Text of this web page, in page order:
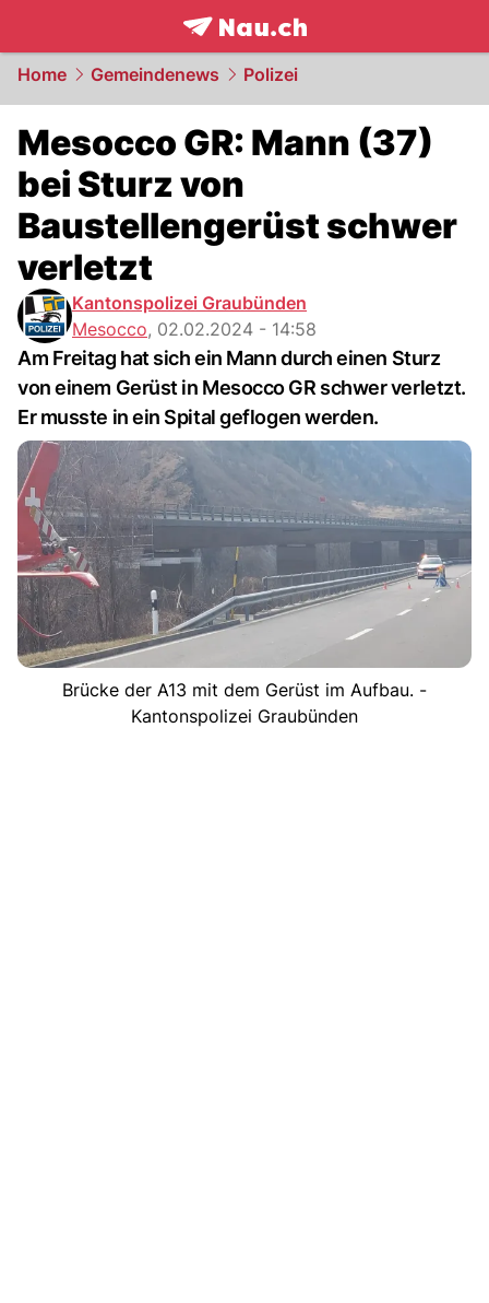
frontpage.NAU.ch
Home Gemeindenews Polizei
Mesocco GR: Mann (37)
bei Sturz von
Baustellengerüst schwer
verletzt
Kantonspolizei Graubünden
Mesocco, 02.02.2024 - 14:58
Am Freitag hat sich ein Mann durch einen Sturz
von einem Gerüst in Mesocco GR schwer verletzt.
Er musste in ein Spital geflogen werden.
Brücke der A13 mit dem Gerüst im Aufbau. -
Kantonspolizei Graubünden